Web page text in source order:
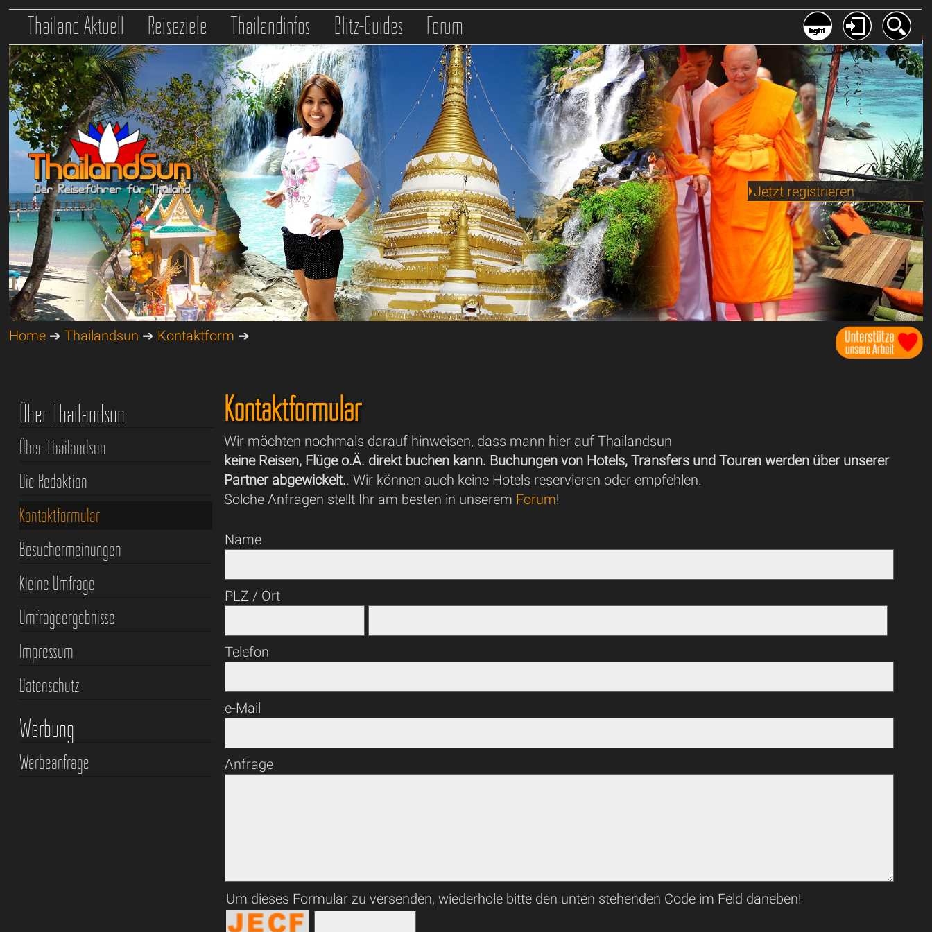
Thailand Aktuell Reiseziele Thailandinfos Blitz-Guides Forum
Jetzt registrieren
Home ➔Thailandsun ➔ Kontaktform ➔
Kontaktformular
Wir möchten nochmals darauf hinweisen, dass mann hier auf Thailandsun
keine Reisen, Flüge o.Ä. direkt buchen kann. Buchungen von Hotels, Transfers und Touren werden über unserer
Partner abgewickelt.. Wir können auch keine Hotels reservieren oder empfehlen.
Solche Anfragen stellt Ihr am besten in unserem Forum!
Name
PLZ / Ort
Telefon
e-Mail
Anfrage
Um dieses Formular zu versenden, wiederhole bitte den unten stehenden Code im Feld daneben!
Über Thailandsun
Über Thailandsun
Die Redaktion
Kontaktformular
Besuchermeinungen
Kleine Umfrage
Umfrageergebnisse
Impressum
Datenschutz
Werbung
Werbeanfrage